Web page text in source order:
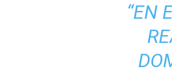
“EN